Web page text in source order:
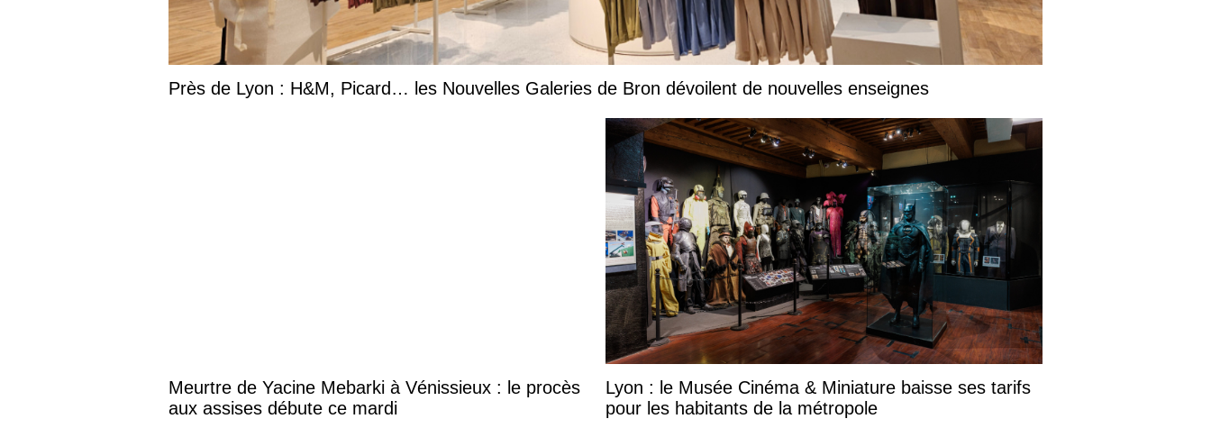
Près de Lyon : H&M, Picard… les Nouvelles Galeries de Bron dévoilent de nouvelles enseignes
Meurtre de Yacine Mebarki à Vénissieux : le procès
aux assises débute ce mardi
Lyon : le Musée Cinéma & Miniature baisse ses tarifs
pour les habitants de la métropole